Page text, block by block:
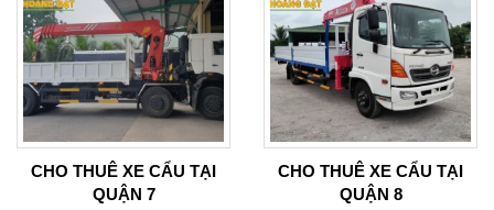
CHO THUÊ XE CẨU TẠI
QUẬN 7
CHO THUÊ XE CẨU TẠI
QUẬN 8